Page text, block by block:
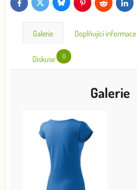
FacebookTwitter Bluesky PinterestReddit
Galerie Doplňující informace
Diskuse 0
Galerie